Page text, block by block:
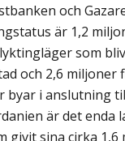
och
är 1,2
som
och 2,6 miljoner
byar i anslutning
är det enda
givit sina cirka 1,6